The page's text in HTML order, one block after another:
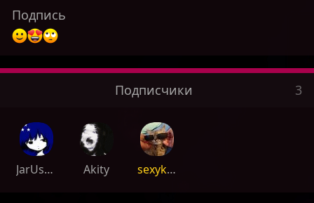
Подпись
Подписчики 3
JarUsers Akity sexykoshak